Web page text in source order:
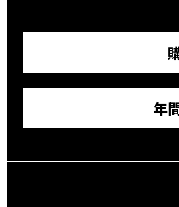
年